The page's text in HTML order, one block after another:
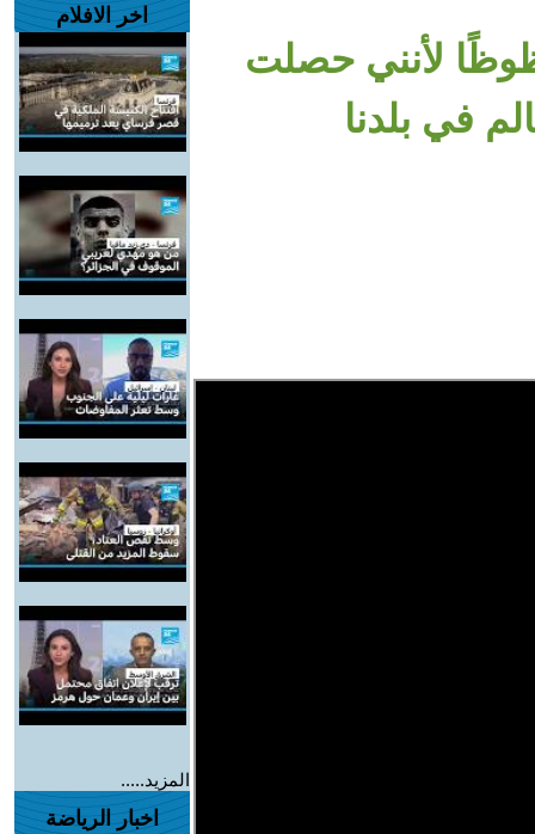
لأنني حصلت
في بلدنا
اخر الافلام
المزيد.....
اخبار الرياضة